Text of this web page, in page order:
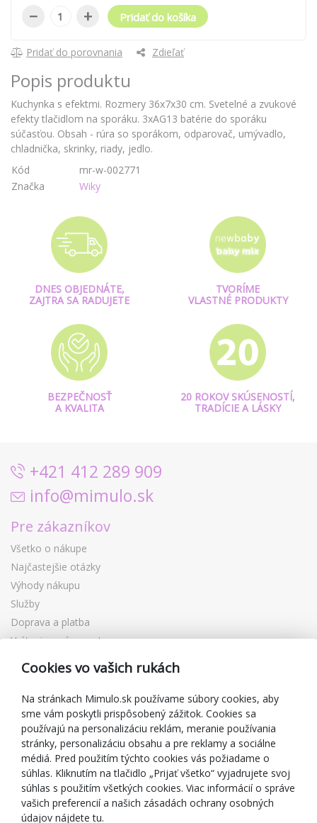
− + Pridať do košíka
Pridať do porovnania Zdieľať
Popis produktu
Kuchynka s efektmi. Rozmery 36x7x30 cm. Svetelné a zvukové
efekty tlačidlom na sporáku. 3xAG13 batérie do sporáku
súčasťou. Obsah - rúra so sporákom, odparovač, umývadlo,
chladnička, skrinky, riady, jedlo.
Kód
mr-w-002771
Značka
Wiky
DNES OBJEDNÁTE,
ZAJTRA SA RADUJETE
TVORÍME
VLASTNÉ PRODUKTY
BEZPEČNOSŤ
A KVALITA
20 ROKOV SKÚSENOSTÍ,
TRADÍCIE A LÁSKY
+421 412 289 909
info@mimulo.sk
Pre zákazníkov
Všetko o nákupe
Najčastejšie otázky
Výhody nákupu
Služby
Doprava a platba
Vrátenie a výmena tovaru
Reklamácia
Darčekové poukážky
Zľavové kupóny
Blog
O predajcovi
Mimulo.sk
Obchodné podmienky
Ochrana osobných údajov GDPR
Cookies vo vašich rukách
Na stránkach Mimulo.sk používame súbory cookies, aby
sme vám poskytli prispôsobený zážitok. Cookies sa
používajú na personalizáciu reklám, meranie používania
stránky, personalizáciu obsahu a pre reklamy a sociálne
médiá. Pred použitím týchto cookies vás požiadame o
súhlas. Kliknutím na tlačidlo „Prijať všetko“ vyjadrujete svoj
súhlas s použitím všetkých cookies. Viac informácií o správe
vašich preferencií a našich zásadách ochrany osobných
údajov nájdete tu.